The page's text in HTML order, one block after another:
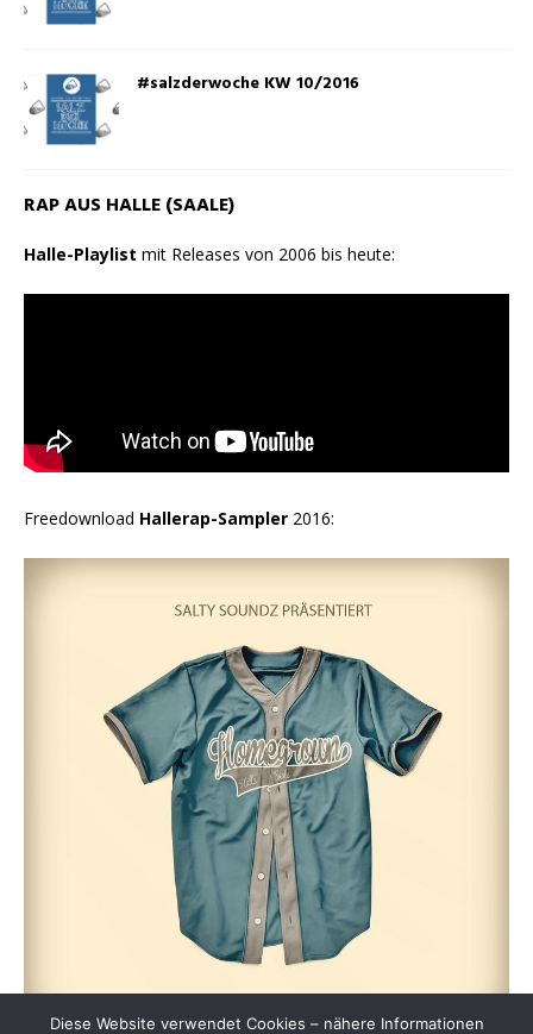
#salzderwoche KW 10/2016
RAP AUS HALLE (SAALE)
Halle-Playlist mit Releases von 2006 bis heute:
Freedownload Hallerap-Sampler 2016:
Diese Website verwendet Cookies – nähere Informationen